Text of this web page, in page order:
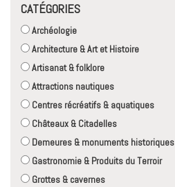
CATÉGORIES
Archéologie
Architecture & Art et Histoire
Artisanat & folklore
Attractions nautiques
Centres récréatifs & aquatiques
Châteaux & Citadelles
Demeures & monuments historiques
Gastronomie & Produits du Terroir
Grottes & cavernes